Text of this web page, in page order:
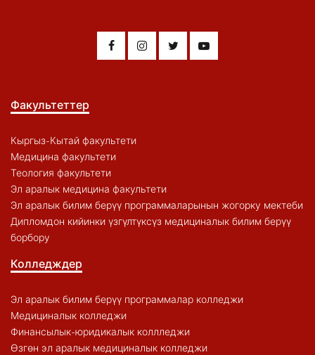
Факультеттер
Кыргыз-Кытай факультети
Медицина факультети
Теология факультети
Эл аралык медицина факультети
Эл аралык билим берүү программаларынын жогорку мектеби
Дипломдон кийинки үзгүлтүксүз медициналык билим берүү
борбору
Колледждер
Эл аралык билим берүү программалар колледжи
Медициналык колледжи
Финансылык-юридикалык коллледжи
Өзгөн эл аралык медициналык колледжи